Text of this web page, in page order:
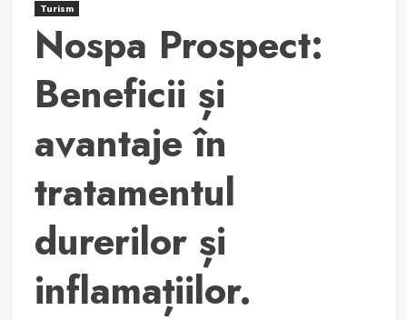
Turism
Nospa Prospect:
Beneficii și
avantaje în
tratamentul
durerilor și
inflamațiilor.